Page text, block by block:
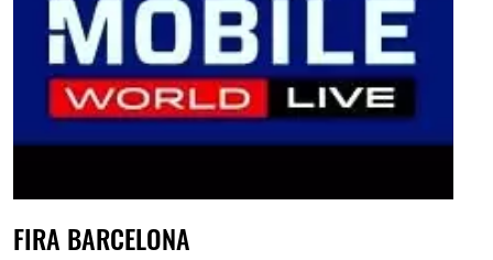
FIRA BARCELONA